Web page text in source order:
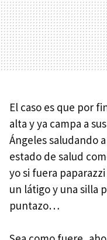
El caso es que por
alta y ya campa a
Ángeles saludando
estado de salud
yo si fuera
un látigo y una silla
puntazo…